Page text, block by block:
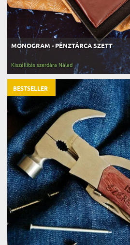
MONOGRAM - PÉNZTÁRCA SZETT
Kiszállítás szerdára Nálad
BESTSELLER